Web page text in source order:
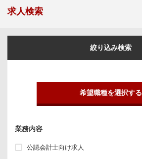
求人検索
絞り込み検索
希望職種を選択する
業務内容
公認会計士向け求人